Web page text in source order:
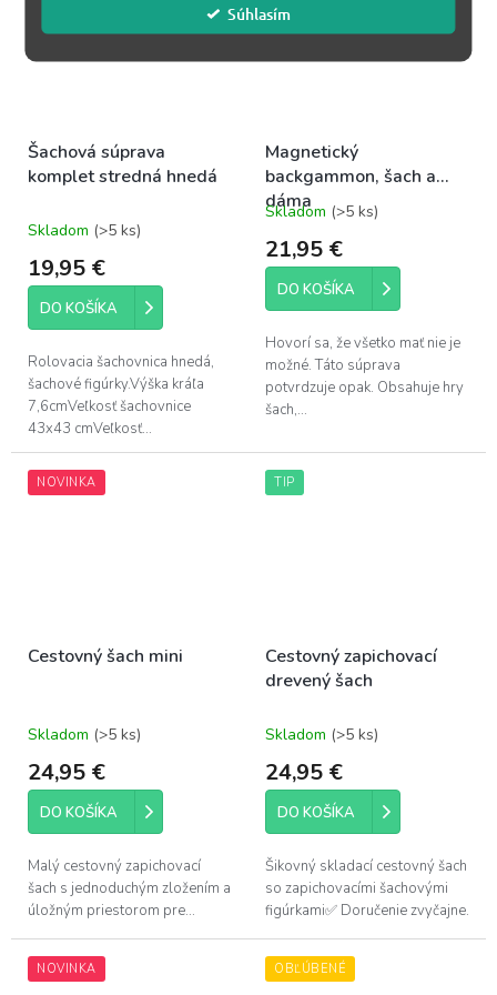
Súhlasím
Šachová súprava
komplet stredná hnedá
Skladom (>5 ks)
19,95 €
DO KOŠÍKA
Rolovacia šachovnica hnedá,
šachové figúrky.Výška kráľa
7,6cmVeľkosť šachovnice
43x43 cmVeľkosť...
Magnetický
backgammon, šach a
dáma
Priemerné
hodnotenie
produktu
5,0
5
hviezdičiek.
Skladom (>5 ks)
21,95 €
DO KOŠÍKA
Hovorí sa, že všetko mať nie je
možné. Táto súprava
potvrdzuje opak. Obsahuje hry
šach,...
NOVINKA
Cestovný šach mini
Skladom (>5 ks)
24,95 €
DO KOŠÍKA
Malý cestovný zapichovací
šach s jednoduchým zložením a
úložným priestorom pre...
TIP
Cestovný zapichovací
drevený šach
Skladom (>5 ks)
24,95 €
DO KOŠÍKA
Šikovný skladací cestovný šach
so zapichovacími šachovými
figúrkami✅ Doručenie zvyčajne...
NOVINKA OBĽÚBENÉ